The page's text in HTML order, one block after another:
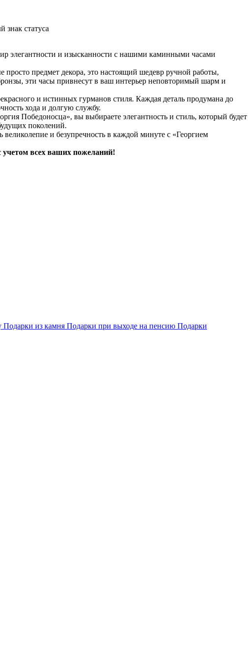
знак статуса
элегантности и изысканности с нашими каминными часами
предмет декора, это настоящий шедевр ручной работы,
эти часы привнесут в ваш интерьер неповторимый шарм и
и истинных гурманов стиля. Каждая деталь продумана до
хода и долгую службу.
Победоносца», вы выбираете элегантность и стиль, который будет
поколений.
и безупречность в каждой минуте с «Георгием
учетом всех ваших пожеланий!
Подарки из камня Подарки при выходе на пенсию Подарки